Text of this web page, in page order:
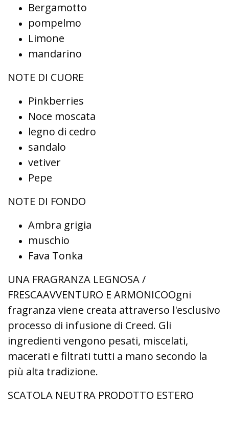
Bergamotto
pompelmo
Limone
mandarino
NOTE DI CUORE
Pinkberries
Noce moscata
legno di cedro
sandalo
vetiver
Pepe
NOTE DI FONDO
Ambra grigia
muschio
Fava Tonka
UNA FRAGRANZA LEGNOSA /
FRESCAAVVENTURO E ARMONICOOgni
fragranza viene creata attraverso l'esclusivo
processo di infusione di Creed. Gli
ingredienti vengono pesati, miscelati,
macerati e filtrati tutti a mano secondo la
più alta tradizione.
SCATOLA NEUTRA PRODOTTO ESTERO